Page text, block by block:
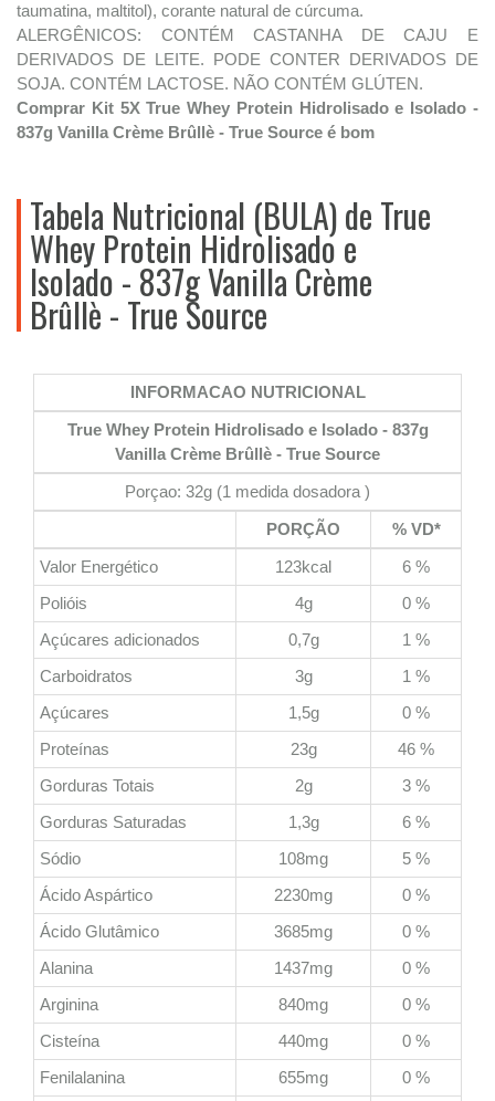
taumatina, maltitol), corante natural de cúrcuma.
ALERGÊNICOS: CONTÉM CASTANHA DE CAJU E
DERIVADOS DE LEITE. PODE CONTER DERIVADOS DE
SOJA. CONTÉM LACTOSE. NÃO CONTÉM GLÚTEN.
Comprar Kit 5X True Whey Protein Hidrolisado e Isolado -
837g Vanilla Crème Brûllè - True Source é bom
Tabela Nutricional (BULA) de True
Whey Protein Hidrolisado e
Isolado - 837g Vanilla Crème
Brûllè - True Source
INFORMACAO NUTRICIONAL
True Whey Protein Hidrolisado e Isolado - 837g
Vanilla Crème Brûllè - True Source
Porçao: 32g (1 medida dosadora )
PORÇÃO
% VD*
Valor Energético
123kcal
6 %
Polióis
4g
0 %
Açúcares adicionados
0,7g
1 %
Carboidratos
3g
1 %
Açúcares
1,5g
0 %
Proteínas
23g
46 %
Gorduras Totais
2g
3 %
Gorduras Saturadas
1,3g
6 %
Sódio
108mg
5 %
Ácido Aspártico
2230mg
0 %
Ácido Glutâmico
3685mg
0 %
Alanina
1437mg
0 %
Arginina
840mg
0 %
Cisteína
440mg
0 %
Fenilalanina
655mg
0 %